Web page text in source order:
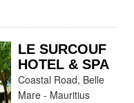
LE SURCOUF
HOTEL & SPA
Coastal Road, Belle
Mare - Mauritius